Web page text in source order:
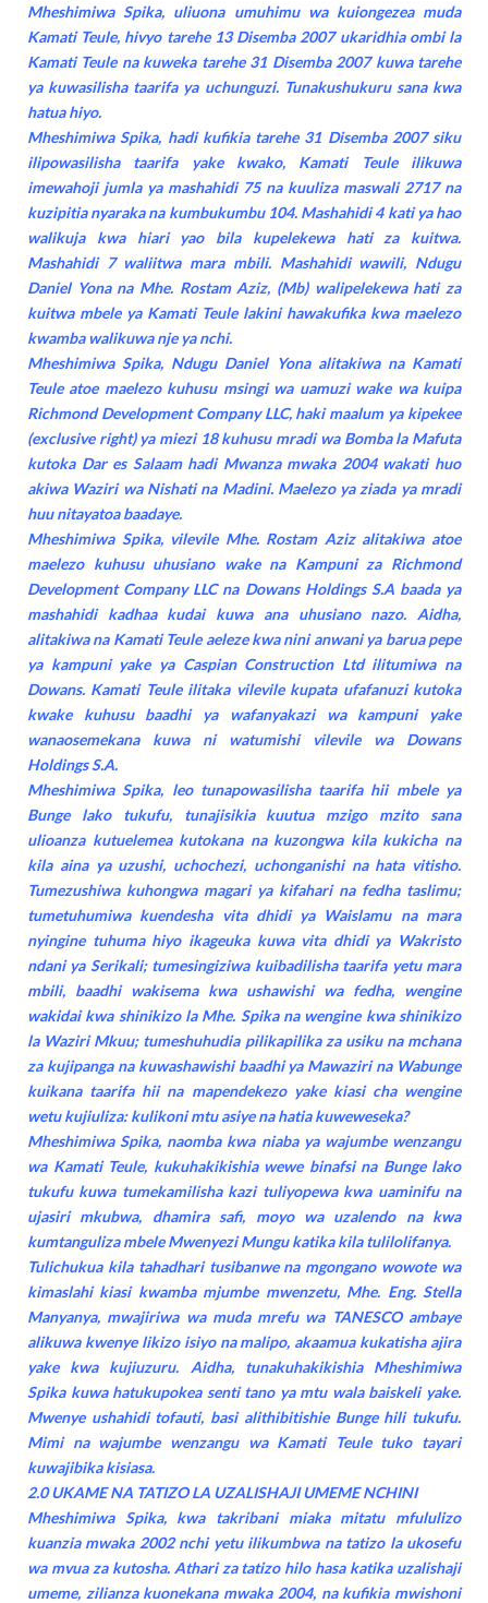
Mheshimiwa Spika, uliuona umuhimu wa kuiongezea muda
Kamati Teule, hivyo tarehe 13 Disemba 2007 ukaridhia ombi la
Kamati Teule na kuweka tarehe 31 Disemba 2007 kuwa tarehe
ya kuwasilisha taarifa ya uchunguzi. Tunakushukuru sana kwa
hatua hiyo.
Mheshimiwa Spika, hadi kufikia tarehe 31 Disemba 2007 siku
ilipowasilisha taarifa yake kwako, Kamati Teule ilikuwa
imewahoji jumla ya mashahidi 75 na kuuliza maswali 2717 na
kuzipitia nyaraka na kumbukumbu 104. Mashahidi 4 kati ya hao
walikuja kwa hiari yao bila kupelekewa hati za kuitwa.
Mashahidi 7 waliitwa mara mbili. Mashahidi wawili, Ndugu
Daniel Yona na Mhe. Rostam Aziz, (Mb) walipelekewa hati za
kuitwa mbele ya Kamati Teule lakini hawakufika kwa maelezo
kwamba walikuwa nje ya nchi.
Mheshimiwa Spika, Ndugu Daniel Yona alitakiwa na Kamati
Teule atoe maelezo kuhusu msingi wa uamuzi wake wa kuipa
Richmond Development Company LLC, haki maalum ya kipekee
(exclusive right) ya miezi 18 kuhusu mradi wa Bomba la Mafuta
kutoka Dar es Salaam hadi Mwanza mwaka 2004 wakati huo
akiwa Waziri wa Nishati na Madini. Maelezo ya ziada ya mradi
huu nitayatoa baadaye.
Mheshimiwa Spika, vilevile Mhe. Rostam Aziz alitakiwa atoe
maelezo kuhusu uhusiano wake na Kampuni za Richmond
Development Company LLC na Dowans Holdings S.A baada ya
mashahidi kadhaa kudai kuwa ana uhusiano nazo. Aidha,
alitakiwa na Kamati Teule aeleze kwa nini anwani ya barua pepe
ya kampuni yake ya Caspian Construction Ltd ilitumiwa na
Dowans. Kamati Teule ilitaka vilevile kupata ufafanuzi kutoka
kwake kuhusu baadhi ya wafanyakazi wa kampuni yake
wanaosemekana kuwa ni watumishi vilevile wa Dowans
Holdings S.A.
Mheshimiwa Spika, leo tunapowasilisha taarifa hii mbele ya
Bunge lako tukufu, tunajisikia kuutua mzigo mzito sana
ulioanza kutuelemea kutokana na kuzongwa kila kukicha na
kila aina ya uzushi, uchochezi, uchonganishi na hata vitisho.
Tumezushiwa kuhongwa magari ya kifahari na fedha taslimu;
tumetuhumiwa kuendesha vita dhidi ya Waislamu na mara
nyingine tuhuma hiyo ikageuka kuwa vita dhidi ya Wakristo
ndani ya Serikali; tumesingiziwa kuibadilisha taarifa yetu mara
mbili, baadhi wakisema kwa ushawishi wa fedha, wengine
wakidai kwa shinikizo la Mhe. Spika na wengine kwa shinikizo
la Waziri Mkuu; tumeshuhudia pilikapilika za usiku na mchana
za kujipanga na kuwashawishi baadhi ya Mawaziri na Wabunge
kuikana taarifa hii na mapendekezo yake kiasi cha wengine
wetu kujiuliza: kulikoni mtu asiye na hatia kuweweseka?
Mheshimiwa Spika, naomba kwa niaba ya wajumbe wenzangu
wa Kamati Teule, kukuhakikishia wewe binafsi na Bunge lako
tukufu kuwa tumekamilisha kazi tuliyopewa kwa uaminifu na
ujasiri mkubwa, dhamira safi, moyo wa uzalendo na kwa
kumtanguliza mbele Mwenyezi Mungu katika kila tulilolifanya.
Tulichukua kila tahadhari tusibanwe na mgongano wowote wa
kimaslahi kiasi kwamba mjumbe mwenzetu, Mhe. Eng. Stella
Manyanya, mwajiriwa wa muda mrefu wa TANESCO ambaye
alikuwa kwenye likizo isiyo na malipo, akaamua kukatisha ajira
yake kwa kujiuzuru. Aidha, tunakuhakikishia Mheshimiwa
Spika kuwa hatukupokea senti tano ya mtu wala baiskeli yake.
Mwenye ushahidi tofauti, basi alithibitishie Bunge hili tukufu.
Mimi na wajumbe wenzangu wa Kamati Teule tuko tayari
kuwajibika kisiasa.
2.0 UKAME NA TATIZO LA UZALISHAJI UMEME NCHINI
Mheshimiwa Spika, kwa takribani miaka mitatu mfululizo
kuanzia mwaka 2002 nchi yetu ilikumbwa na tatizo la ukosefu
wa mvua za kutosha. Athari za tatizo hilo hasa katika uzalishaji
umeme, zilianza kuonekana mwaka 2004, na kufikia mwishoni